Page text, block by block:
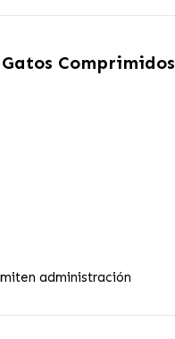
Comprimidos
administración